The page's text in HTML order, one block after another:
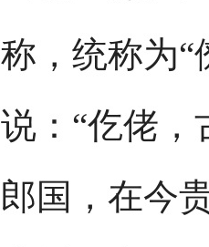
称，统称为“
说：“仡佬，
郎国，在今